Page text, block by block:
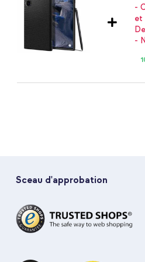
Spigen Coque Liquid Air™
Sceau d'approbation